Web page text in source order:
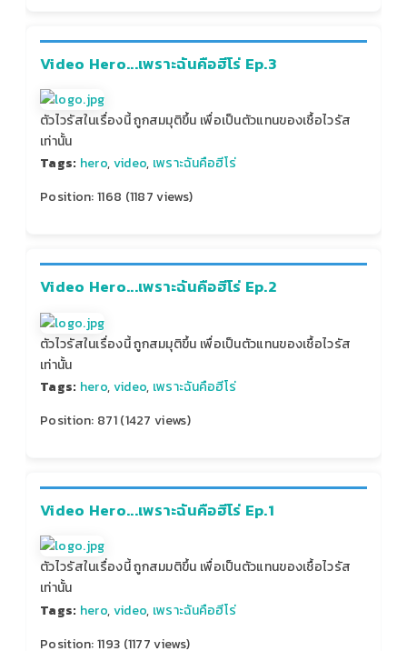
Video Hero...เพราะฉันคือฮีโร่ Ep.3
ตัวไวรัสในเรื่องนี้ ถูกสมมุติขึ้น เพื่อเป็นตัวแทนของเชื้อไวรัส
เท่านั้น
Tags: hero,video, เพราะฉันคือฮีโร่
Position:1168 (1187views)
Video Hero...เพราะฉันคือฮีโร่ Ep.2
ตัวไวรัสในเรื่องนี้ ถูกสมมุติขึ้น เพื่อเป็นตัวแทนของเชื้อไวรัส
เท่านั้น
Tags: hero,video, เพราะฉันคือฮีโร่
Position: 871(1427 views)
Video Hero...เพราะฉันคือฮีโร่ Ep.1
ตัวไวรัสในเรื่องนี้ ถูกสมมติขึ้น เพื่อเป็นตัวแทนของเชื้อไวรัส
เท่านั้น
Tags: hero,video, เพราะฉันคือฮีโร่
Position:1193 (1177views)